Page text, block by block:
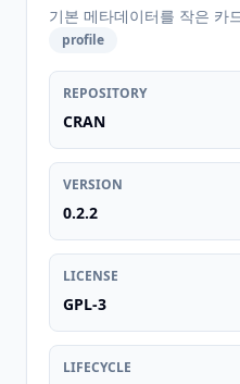
기본 메타데이터를 작은 카
profile
REPOSITORY
CRAN
VERSION
0.2.2
LICENSE
GPL-3
LIFECYCLE